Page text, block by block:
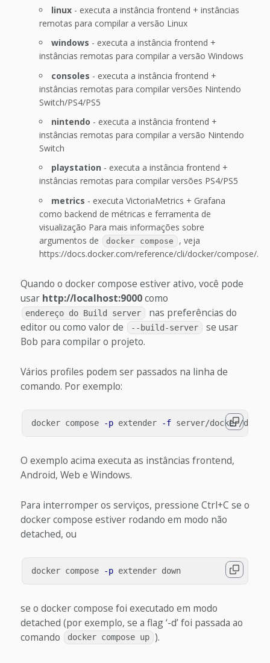
linux- executa a instância frontend + instâncias
remotas para compilar a versão Linux
windows - executa a instância frontend +
instâncias remotas para compilar a versão Windows
consoles - executa a instância frontend +
instâncias remotas para compilar versões Nintendo
Switch/PS4/PS5
nintendo - executa a instância frontend +
instâncias remotas para compilar a versão Nintendo
Switch
playstation - executa a instância frontend +
instâncias remotas para compilar versões PS4/PS5
metrics - executa VictoriaMetrics + Grafana
como backend de métricas e ferramenta de
visualização Para mais informações sobre
argumentos de
docker compose
, veja
https://docs.docker.com/reference/cli/docker/compose/.
Quando o docker compose estiver ativo, você pode
usar http://localhost:9000como
endereço do Build server
nas preferências do
editor ou como valor de
--build-server
se usar
Bob para compilar o projeto.
Vários profiles podem ser passados na linha de
comando. Por exemplo:
docker compose -p extender -f server/docker/
O exemplo acima executa as instâncias frontend,
Android, Web e Windows.
Para interromper os serviços, pressione Ctrl+C se o
docker compose estiver rodando em modo não
detached, ou
docker compose -p
se o docker compose foi executado em modo
detached (por exemplo, se a flag ‘-d’ foi passada ao
comando
docker compose up ).